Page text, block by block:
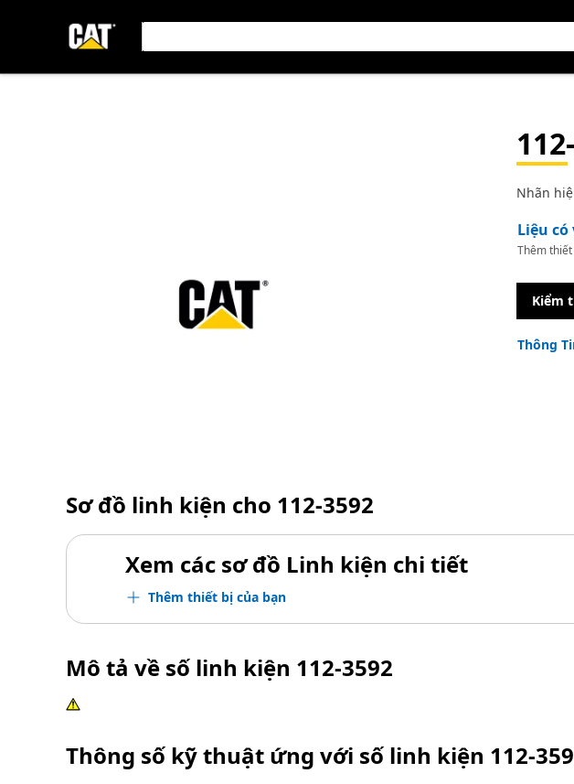
Nhãn
Liệu
Thêm
Kiểm
Thông
Sơ đồ linh kiện cho 112-3592
Xem các sơ đồ Linh kiện chi tiết
Thêm thiết bị của bạn
Mô tả về số linh kiện 112-3592
Thông số kỹ thuật ứng với số linh kiện 112-